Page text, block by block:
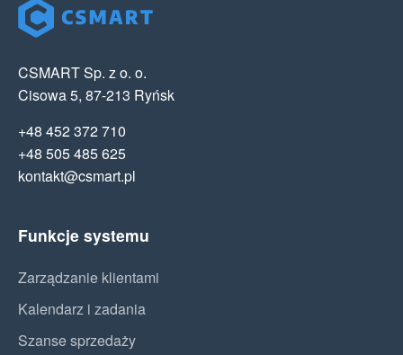
CSMART Sp. z o. o.
Cisowa 5, 87-213 Ryńsk
+48 452 372 710
+48 505 485 625
kontakt@csmart.pl
Funkcje systemu
Zarządzanie klientami
Kalendarz i zadania
Szanse sprzedaży